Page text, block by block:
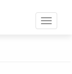
Toggle